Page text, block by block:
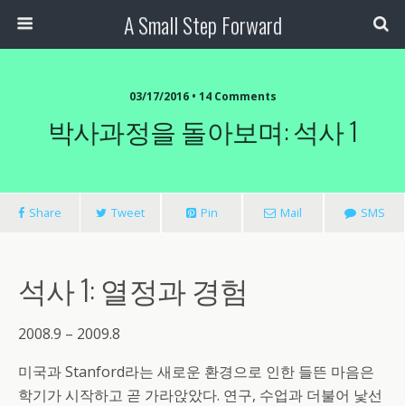
A Small Step Forward
03/17/2016 • 14 Comments
박사과정을 돌아보며: 석사 1
Share Tweet Pin Mail SMS
석사 1: 열정과 경험
2008.9 – 2009.8
미국과 Stanford라는 새로운 환경으로 인한 들뜬 마음은
학기가 시작하고 곧 가라앉았다. 연구, 수업과 더불어 낯선